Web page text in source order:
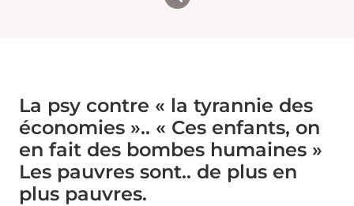
La psy contre « la tyrannie des
économies ».. « Ces enfants, on
en fait des bombes humaines »
Les pauvres sont.. de plus en
plus pauvres.